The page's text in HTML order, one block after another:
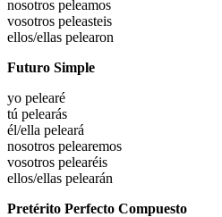
nosotros peleamos
vosotros peleasteis
ellos/ellas pelearon
Futuro Simple
yo pelearé
tú pelearás
él/ella peleará
nosotros pelearemos
vosotros pelearéis
ellos/ellas pelearán
Pretérito Perfecto Compuesto